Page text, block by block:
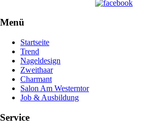
Menü
Startseite
Trend
Nageldesign
Zweithaar
Charmant
Salon Am Westerntor
Job & Ausbildung
Service